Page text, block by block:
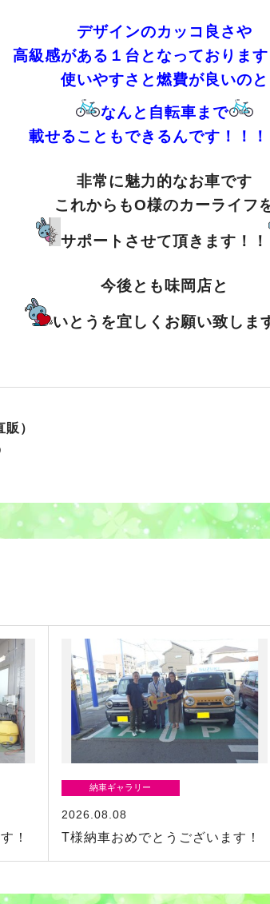
デザインのカッコ良さや
高級感がある１台となっております
使いやすさと燃費が良いのと
なんと自転車まで
載せることもできるんです！！！
非常に魅力的なお車です
これからもO様のカーライフ
サポートさせて頂きます！！
今後とも味岡店と
いとうを宜しくお願い致しま
）
！
納車ギャラリー
2026.08.08
T様納車おめでとうございます！